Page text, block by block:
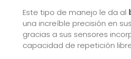
Este tipo de manejo le da al
una increíble precisión en
gracias a sus sensores
capacidad de repetición